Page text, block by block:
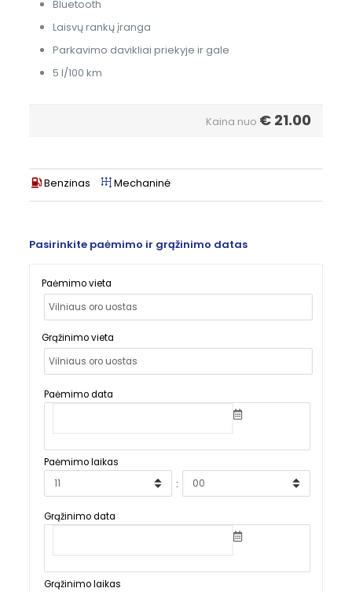
Bluetooth
Laisvų rankų įranga
Parkavimo davikliai priekyje ir gale
5 l/100 km
Kaina nuo € 21.00
Benzinas Mechaninė
Pasirinkite paėmimo ir grąžinimo datas
Paėmimo vieta
Grąžinimo vieta
Paėmimo data
Paėmimo laikas
:
Grąžinimo data
Grąžinimo laikas